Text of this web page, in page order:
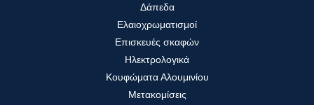
Δάπεδα
Ελαιοχρωματισμοί
Επισκευές σκαφών
Ηλεκτρολογικά
Κουφώματα Αλουμινίου
Μετακομίσεις